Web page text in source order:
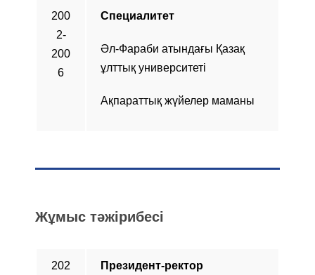
200
2-
200
6
Специалитет
Әл-Фараби атындағы Қазақ
ұлттық университеті
Ақпараттық жүйелер маманы
Жұмыс тәжірибесі
202
Президент-ректор